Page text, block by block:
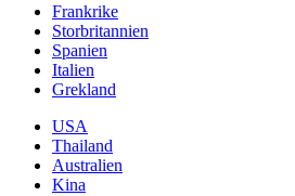
Frankrike
Storbritannien
Spanien
Italien
Grekland
USA
Thailand
Australien
Kina